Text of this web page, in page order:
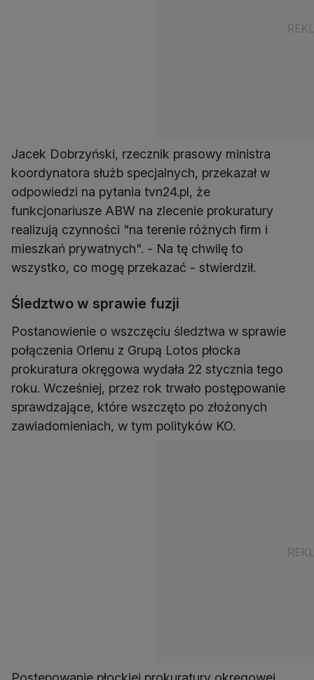
Jacek Dobrzyński, rzecznik prasowy ministra
koordynatora służb specjalnych, przekazał w
odpowiedzi na pytania tvn24.pl, że
funkcjonariusze ABW na zlecenie prokuratury
realizują czynności "na terenie różnych firm i
mieszkań prywatnych". - Na tę chwilę to
wszystko, co mogę przekazać - stwierdził.
Śledztwo w sprawie fuzji
Postanowienie o wszczęciu śledztwa w sprawie
połączenia Orlenu z Grupą Lotos płocka
prokuratura okręgowa wydała 22 stycznia tego
roku. Wcześniej, przez rok trwało postępowanie
sprawdzające, które wszczęto po złożonych
zawiadomieniach, w tym polityków KO.